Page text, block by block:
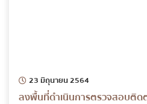
23 มิถุนายน 2564
ลงพื้นที่ดำเนินการตรวจสอบติด